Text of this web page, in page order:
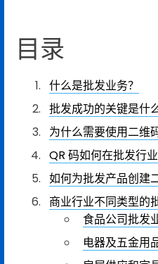
目录
什么是批发业务？
批发成功的关键是什
为什么需要使用二维
QR 码如何在批发行
如何为批发产品创建
商业行业不同类型的
食品公司批发
电器及五金用